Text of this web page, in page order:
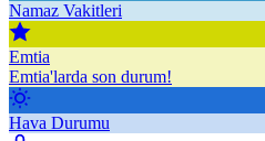
Namaz Vakitleri
Emtia
Emtia'larda son durum!
Hava Durumu